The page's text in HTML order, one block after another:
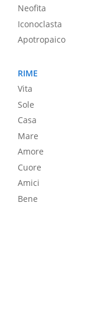
Neofita
Iconoclasta
Apotropaico
RIME
Vita
Sole
Casa
Mare
Amore
Cuore
Amici
Bene